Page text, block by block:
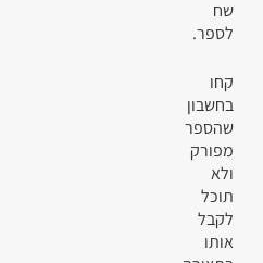
שח
לספר.
קחו
בחשבון
שהספר
מפורק
ולא
תוכל
לקבל
אותו